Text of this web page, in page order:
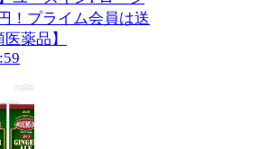
！プライム会員は送
薬品】